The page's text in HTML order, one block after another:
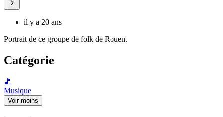
il y a 20 ans
Portrait de ce groupe de folk de Rouen.
Catégorie
🎵
Musique
Voir moins